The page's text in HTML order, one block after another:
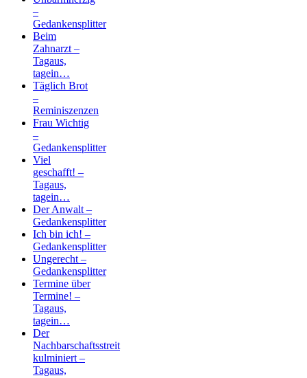
–
Gedankensplitter
Beim
Zahnarzt –
Tagaus,
tagein…
Täglich Brot
–
Reminiszenzen
Frau Wichtig
–
Gedankensplitter
Viel
geschafft! –
Tagaus,
tagein…
Der Anwalt –
Gedankensplitter
Ich bin ich! –
Gedankensplitter
Ungerecht –
Gedankensplitter
Termine über
Termine! –
Tagaus,
tagein…
Der
Nachbarschaftsstreit
kulminiert –
Tagaus,